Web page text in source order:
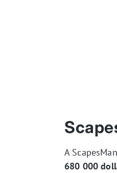
A
680 000